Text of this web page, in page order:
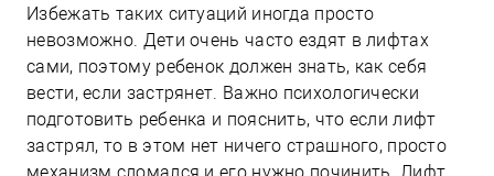
Избежать таких ситуаций иногда просто
невозможно. Дети очень часто ездят в лифтах
сами, поэтому ребенок должен знать, как себя
вести, если застрянет. Важно психологически
подготовить ребенка и пояснить, что если лифт
застрял, то в этом нет ничего страшного, просто